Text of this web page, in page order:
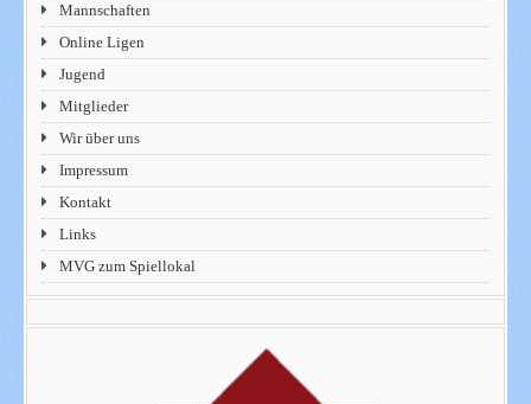
Mannschaften
Online Ligen
Jugend
Mitglieder
Wir über uns
Impressum
Kontakt
Links
MVG zum Spiellokal